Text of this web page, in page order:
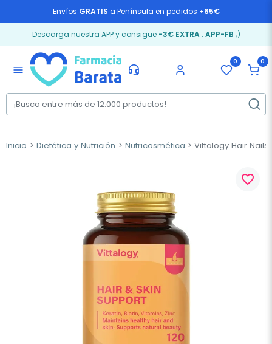
Envíos GRATIS a Península en pedidos +65€
Descarga nuestra APP y consigue -3€ EXTRA: APP-FB ;)
menu
0 0
Inicio Dietética y Nutrición Nutricosmética Vittalogy Hair Nails
favorite_border